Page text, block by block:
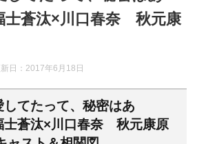
士蒼汰×川口春奈 秋元康
日： 2017年6月18日
してたって、秘密はあ
士蒼汰×川口春奈 秋元康原